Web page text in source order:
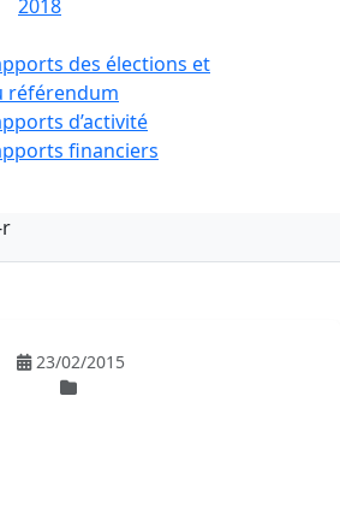
2018
des élections et
référendum
d’activité
financiers
r
23/02/2015